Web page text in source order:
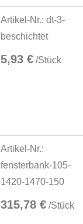
Artikel-Nr.: dt-3-
beschichtet
5,93 € /Stück
Artikel-Nr.:
fensterbank-105-
1420-1470-150
315,78 € /Stück